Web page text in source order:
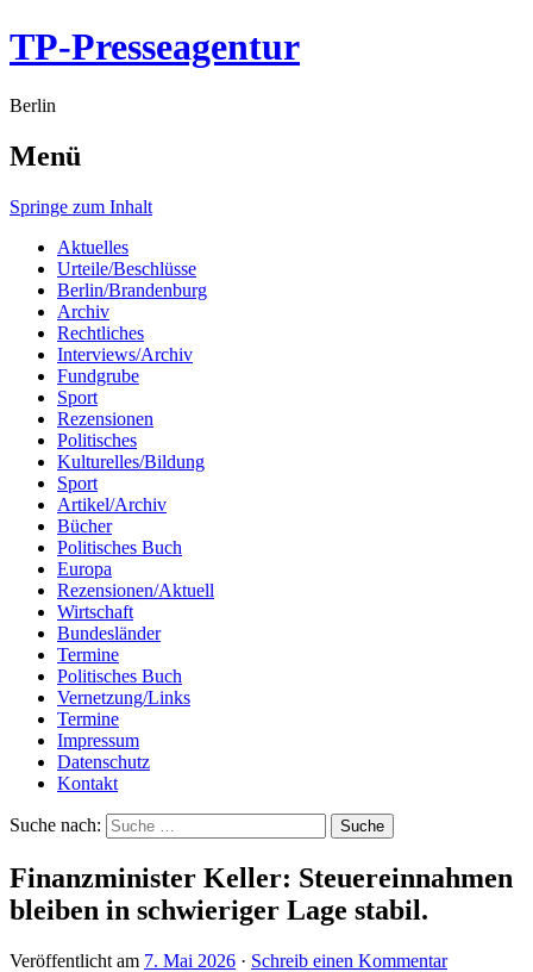
TP-Presseagentur
Berlin
Menü
Springe zum Inhalt
Aktuelles
Urteile/Beschlüsse
Berlin/Brandenburg
Archiv
Rechtliches
Interviews/Archiv
Fundgrube
Sport
Rezensionen
Politisches
Kulturelles/Bildung
Sport
Artikel/Archiv
Bücher
Politisches Buch
Europa
Rezensionen/Aktuell
Wirtschaft
Bundesländer
Termine
Politisches Buch
Vernetzung/Links
Termine
Impressum
Datenschutz
Kontakt
Suche nach:
Finanzminister Keller: Steuereinnahmen
bleiben in schwieriger Lage stabil.
Veröffentlicht am 7. Mai 2026 · Schreib einen Kommentar